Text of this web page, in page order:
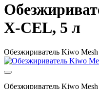
X-CEL, 5 л
Обезжириватель Kiwo
Обезжириватель Kiwo